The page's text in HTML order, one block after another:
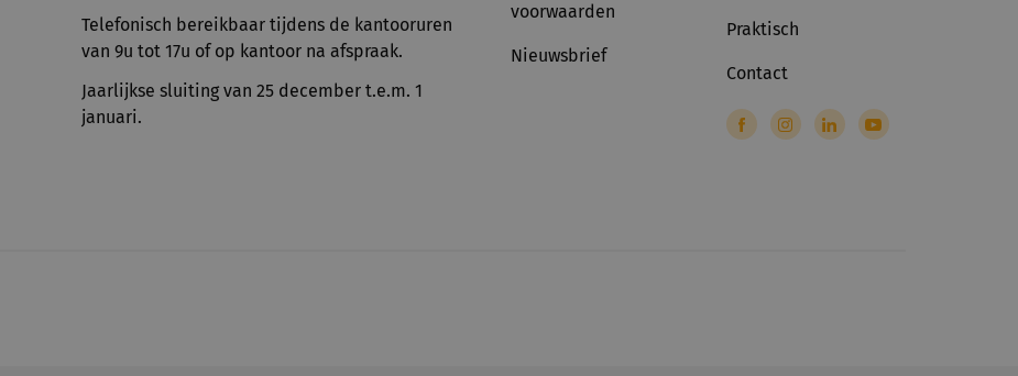
Telefonisch bereikbaar tijdens de kantooruren
van 9u tot 17u of op kantoor na afspraak.
Jaarlijkse sluiting van 25 december t.e.m. 1
januari.
voorwaarden
Nieuwsbrief
Praktisch
Contact